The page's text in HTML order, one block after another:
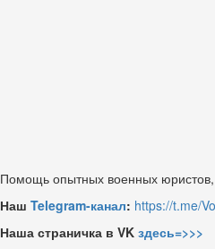
Помощь опытных военных юристов,
Наш Telegram-канал: https://t.me/
Наша страничка в VK здесь=>>>